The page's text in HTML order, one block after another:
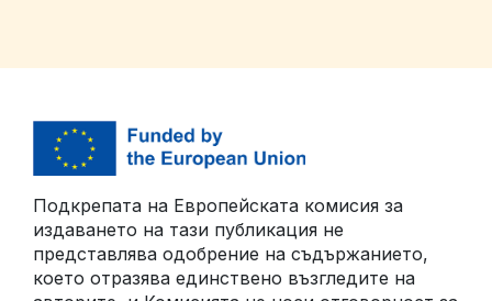
Подкрепата на Европейската комисия за
издаването на тази публикация не
представлява одобрение на съдържанието,
което отразява единствено възгледите на